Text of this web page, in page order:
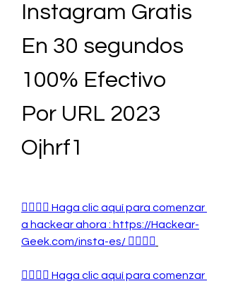
Instagram Gratis
En 30 segundos
100% Efectivo
Por URL 2023
Ojhrf1
👉🏻👉🏻 Haga clic aquí para comenzar
a hackear ahora : https://Hackear-
Geek.com/insta-es/ 👈🏻👈🏻
👉🏻👉🏻 Haga clic aquí para comenzar